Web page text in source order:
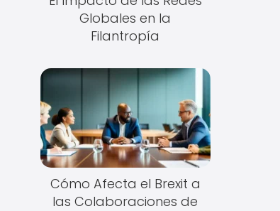
Globales en la
Filantropía
Cómo Afecta el Brexit a
las Colaboraciones de